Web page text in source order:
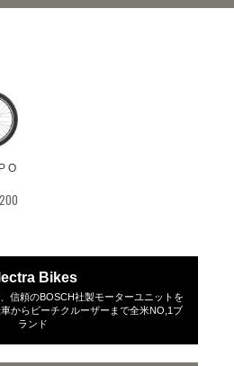
O
Bikes
信頼のBOSCH社製モーターユニットを
からビーチクルーザーまで全米NO,1ブ
ランド